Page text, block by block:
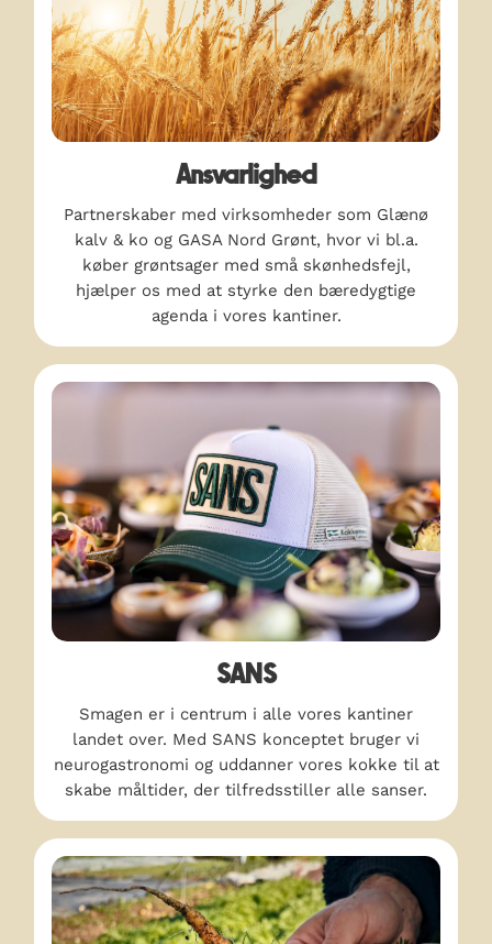
Ansvarlighed
Partnerskaber med virksomheder som Glænø
kalv & ko og GASA Nord Grønt, hvor vi bl.a.
køber grøntsager med små skønhedsfejl,
hjælper os med at styrke den bæredygtige
agenda i vores kantiner.
SANS
Smagen er i centrum i alle vores kantiner
landet over. Med SANS konceptet bruger vi
neurogastronomi og uddanner vores kokke til at
skabe måltider, der tilfredsstiller alle sanser.